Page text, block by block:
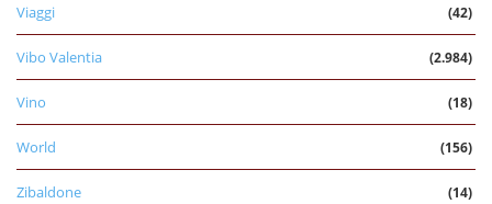
Viaggi (42)
Vibo Valentia (2.984)
Vino (18)
World (156)
Zibaldone (14)